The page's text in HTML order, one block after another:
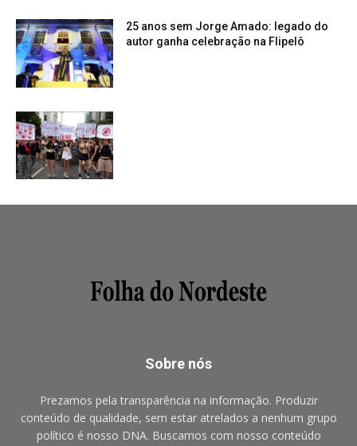
25 anos sem Jorge Amado: legado do
autor ganha celebração na Flipelô
Sobre nós
Prezamos pela transparência na informação. Produzir
conteúdo de qualidade, sem estar atrelados a nenhum grupo
político é nosso DNA. Buscamos com nosso conteúdo